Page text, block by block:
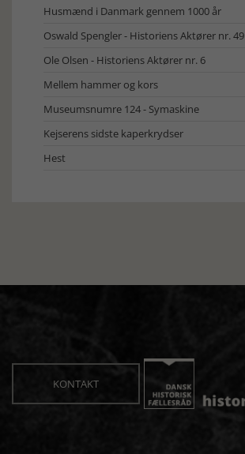
Husmænd i Danmark gennem 1000 år
Oswald Spengler - Historiens Aktører nr. 49
Ole Olsen - Historiens Aktører nr. 6
Mellem hammer og kors
Museumsnumre 124 - Symaskine
Kejserens sidste kaperkrydser
Hest
KONTAKT